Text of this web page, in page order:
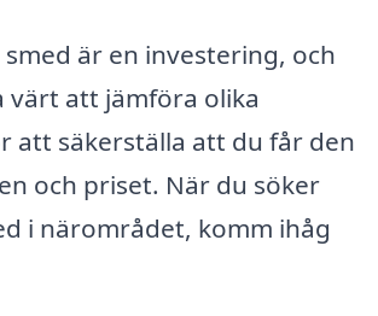
är en investering, och
värt att jämföra olika
att säkerställa att du får den
och priset. När du söker
i närområdet, komm ihåg